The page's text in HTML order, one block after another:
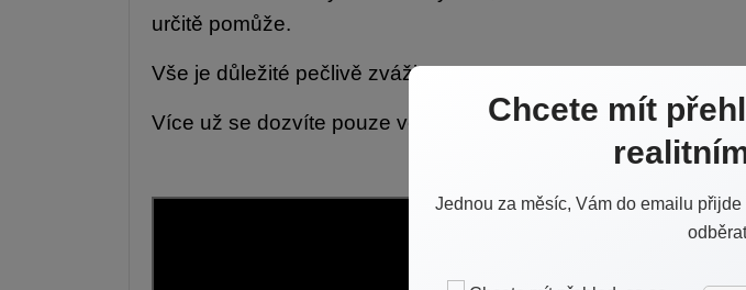
určitě pomůže.
Vše je důležité pečlivě zvážit.
Více už se dozvíte pouze ve videu.
Chcete mít
Jednou za měsíc, Vám do emailu